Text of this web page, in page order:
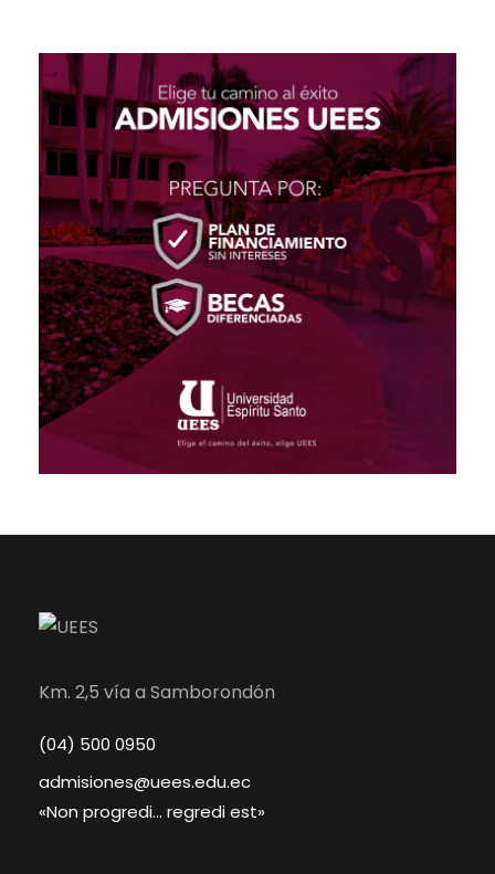
Km. 2,5 vía a Samborondón
(04) 500 0950
admisiones@uees.edu.ec
«Non progredi… regredi est»